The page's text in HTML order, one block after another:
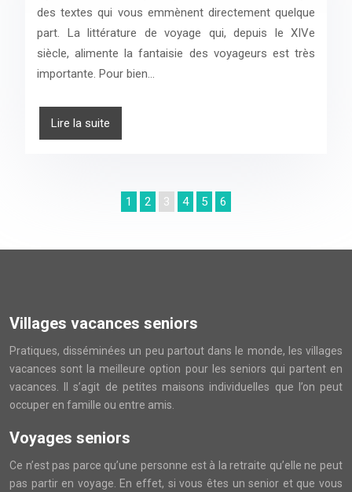
des textes qui vous emmènent directement quelque
part. La littérature de voyage qui, depuis le XIVe
siècle, alimente la fantaisie des voyageurs est très
importante. Pour bien…
Lire la suite
1 2 3 4 5 6
Villages vacances seniors
Pratiques, disséminées un peu partout dans le monde, les villages
vacances sont la meilleure option pour les seniors qui partent en
vacances. Il s’agit de petites maisons individuelles que l’on peut
occuper en famille ou entre amis.
Voyages seniors
Ce n’est pas parce qu’une personne est à la retraite qu’elle ne peut
pas partir en voyage. En effet, si vous êtes un senior et que vous